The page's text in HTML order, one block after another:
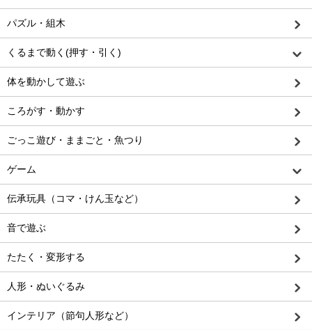
パズル・組木
くるまで動く(押す・引く)
体を動かして遊ぶ
ころがす・動かす
ごっこ遊び・ままごと・魚つり
ゲーム
伝承玩具（コマ・けん玉など）
音で遊ぶ
たたく・変形する
人形・ぬいぐるみ
インテリア（節句人形など）